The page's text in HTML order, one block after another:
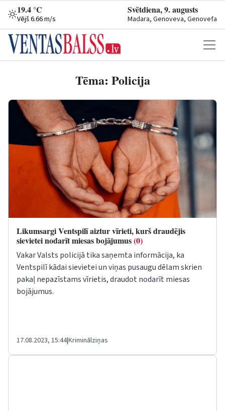
19.4 °C
Vējš 6.66 m/s
Svētdiena, 9. augusts
Madara, Genoveva, Genovefa
Tēma: Policija
Likumsargi Ventspilī aiztur vīrieti, kurš draudējis
sievietei nodarīt miesas bojājumus(0)
Vakar Valsts policijā tika saņemta informācija, ka
Ventspilī kādai sievietei un viņas pusaugu dēlam skrien
pakaļ nepazīstams vīrietis, draudot nodarīt miesas
bojājumus.
17.08.2023, 15:44|Kriminālziņas